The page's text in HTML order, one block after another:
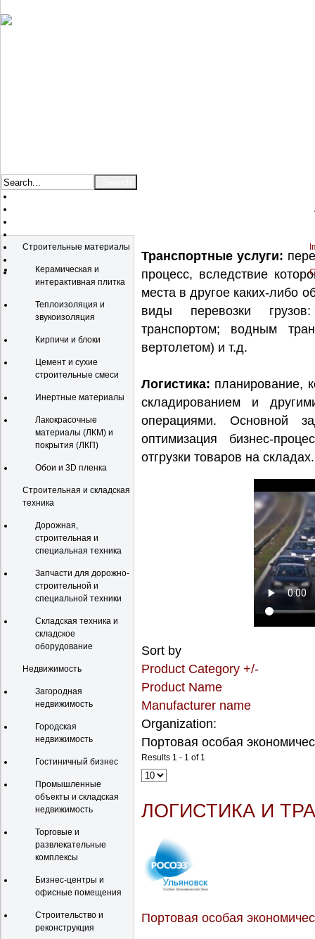
Строительные материалы
Керамическая и
интерактивная плитка
Теплоизоляция и
звукоизоляция
Кирпичи и блоки
Цемент и сухие
строительные смеси
Инертные материалы
Лакокрасочные
материалы (ЛКМ) и
покрытия (ЛКП)
Обои и 3D пленка
Строительная и складская
техника
Дорожная,
строительная и
специальная техника
Запчасти для дорожно-
строительной и
специальной техники
Складская техника и
складское
оборудование
Недвижимость
Загородная
недвижимость
Городская
недвижимость
Гостиничный бизнес
Промышленные
объекты и складская
недвижимость
Торговые и
развлекательные
комплексы
Бизнес-центры и
офисные помещения
Строительство и
реконструкция
Транспортные услуги:
процесс, вследствие
места в другое каких-либо
виды перевозки грузов:
транспортом; водным
вертолетом) и т.д.
Логистика: планирование,
складированием и
операциями. Основной
оптимизация бизнес-
отгрузки товаров на складах.
Sort by
Product Category +/-
Product Name
Manufacturer name
Organization:
Портовая особая
Results 1 - 1 of 1
ЛОГИСТИКА И
Портовая особая